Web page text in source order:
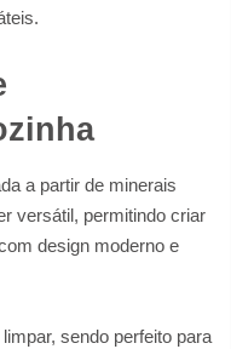
a partir de minerais
versátil, permitindo criar
design moderno e
sendo perfeito para